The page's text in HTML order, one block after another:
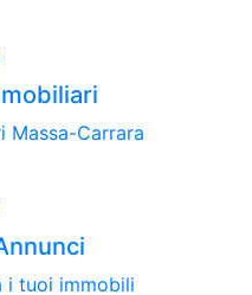
Massa-Carrara
i tuoi immobili